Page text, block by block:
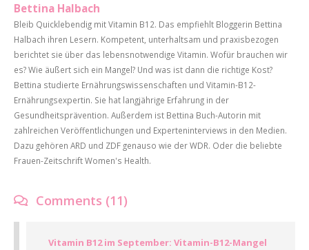
Bettina Halbach
Bleib Quicklebendig mit Vitamin B12. Das empfiehlt Bloggerin Bettina
Halbach ihren Lesern. Kompetent, unterhaltsam und praxisbezogen
berichtet sie über das lebensnotwendige Vitamin. Wofür brauchen wir
es? Wie äußert sich ein Mangel? Und was ist dann die richtige Kost?
Bettina studierte Ernährungswissenschaften und Vitamin-B12-
Ernährungsexpertin. Sie hat langjährige Erfahrung in der
Gesundheitsprävention. Außerdem ist Bettina Buch-Autorin mit
zahlreichen Veröffentlichungen und Experteninterviews in den Medien.
Dazu gehören ARD und ZDF genauso wie der WDR. Oder die beliebte
Frauen-Zeitschrift Women's Health.
Comments (11)
Vitamin B12 im September: Vitamin-B12-Mangel